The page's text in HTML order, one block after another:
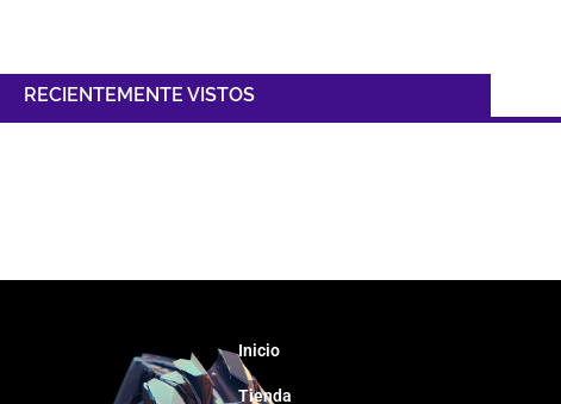
RECIENTEMENTE VISTOS
Inicio
Tienda